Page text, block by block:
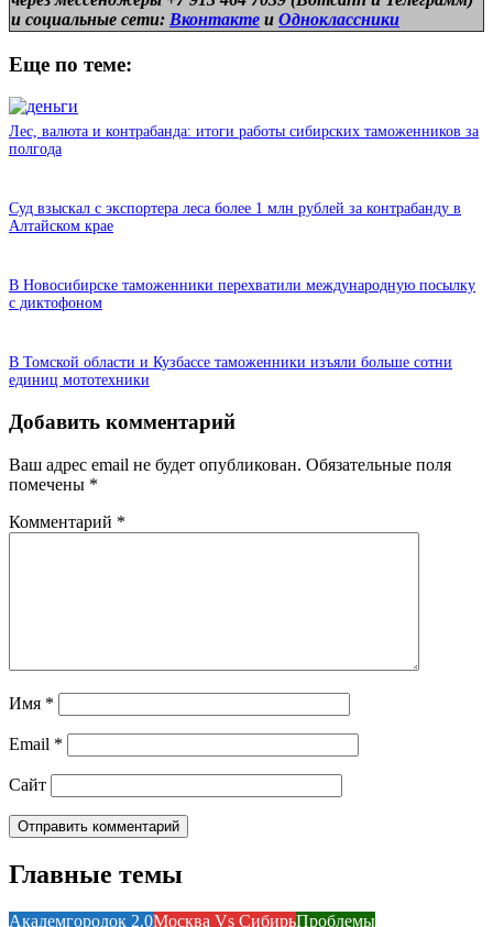
и социальные сети: Вконтакте и Одноклассники
Еще по теме:
Лес, валюта и контрабанда: итоги работы сибирских таможенников за
полгода
Суд взыскал с экспортера леса более 1 млн рублей за контрабанду в
Алтайском крае
В Новосибирске таможенники перехватили международную посылку
с диктофоном
В Томской области и Кузбассе таможенники изъяли больше сотни
единиц мототехники
Добавить комментарий
Ваш адрес email не будет опубликован. Обязательные поля
помечены *
Комментарий *
Имя *
Email *
Сайт
Главные темы
Академгородок 2.0Москва Vs СибирьПроблемы